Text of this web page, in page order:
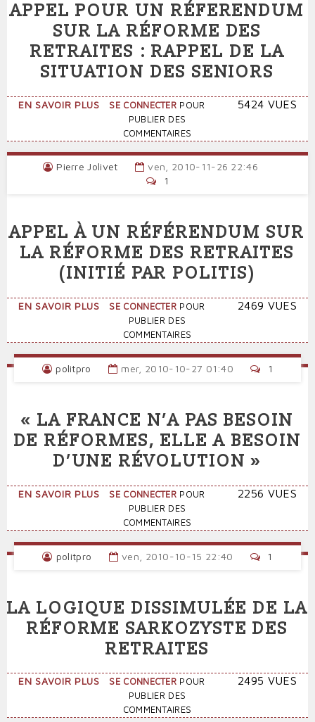
LA
PLACE
CATALUNYA
APPEL POUR UN RÉFERENDUM
SUR LA RÉFORME DES
RETRAITES : RAPPEL DE LA
SITUATION DES SENIORS
EN SAVOIR PLUS SUR
APPEL
POUR
RÉFERENDUM
SUR
RETRAITES
:
RAPPEL
DE
SITUATION
SENIORS
SE CONNECTER POUR
PUBLIER DES
COMMENTAIRES
5424 VUES
Pierre Jolivet
ven, 2010-11-26 22:46
1
APPEL À UN RÉFÉRENDUM SUR
LA RÉFORME DES RETRAITES
(INITIÉ PAR POLITIS)
EN SAVOIR PLUS SUR
APPEL
RÉFÉRENDUM
SUR
DES
RETRAITES
(INITIÉ
PAR
SE CONNECTER POUR
PUBLIER DES
COMMENTAIRES
2469 VUES
politpro mer, 2010-10-27 01:40 1
« LA FRANCE N’A PAS BESOIN
DE RÉFORMES, ELLE A BESOIN
D’UNE RÉVOLUTION »
EN SAVOIR PLUS SUR
N’A
PAS
RÉFORMES,
ELLE
A
BESOIN
RÉVOLUTION
SE CONNECTER POUR
PUBLIER DES
COMMENTAIRES
2256 VUES
politpro ven, 2010-10-15 22:40 1
LA LOGIQUE DISSIMULÉE DE LA
RÉFORME SARKOZYSTE DES
RETRAITES
EN SAVOIR PLUS SUR
LOGIQUE
SE CONNECTER POUR
PUBLIER DES
COMMENTAIRES
2495 VUES